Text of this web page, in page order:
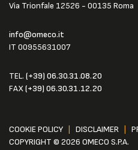
Via Trionfale 12526 - 00135 Roma
info@omeco.it
IT 00955631007
TEL. (+39) 06.30.31.08.20
FAX(+39) 06.30.31.12.20
COOKIE POLICY DISCLAIMER
COPYRIGHT © 2026 OMECO S.P.A.